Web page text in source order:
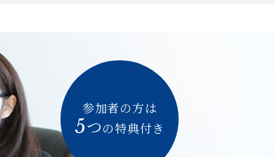
参加者の方は
5つの特典付き